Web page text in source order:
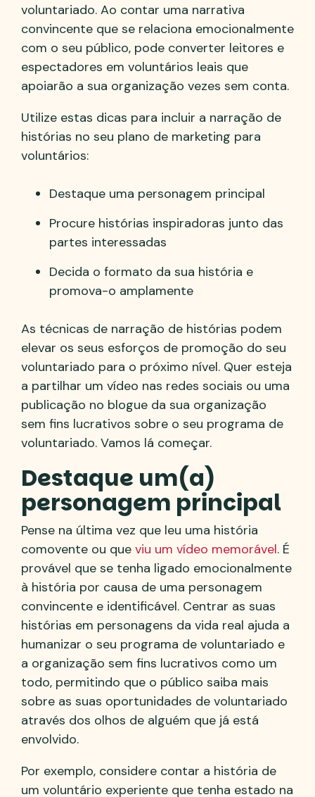
voluntariado. Ao contar uma narrativa
convincente que se relaciona emocionalmente
com o seu público, pode converter leitores e
espectadores em voluntários leais que
apoiarão a sua organização vezes sem conta.
Utilize estas dicas para incluir a narração de
histórias no seu plano de marketing para
voluntários:
Destaque uma personagem principal
Procure histórias inspiradoras junto das
partes interessadas
Decida o formato da sua história e
promova-o amplamente
As técnicas de narração de histórias podem
elevar os seus esforços de promoção do seu
voluntariado para o próximo nível. Quer esteja
a partilhar um vídeo nas redes sociais ou uma
publicação no blogue da sua organização
sem fins lucrativos sobre o seu programa de
voluntariado. Vamos lá começar.
Destaque um(a)
personagem principal
Pense na última vez que leu uma história
comovente ou que viu um vídeo memorável. É
provável que se tenha ligado emocionalmente
à história por causa de uma personagem
convincente e identificável. Centrar as suas
histórias em personagens da vida real ajuda a
humanizar o seu programa de voluntariado e
a organização sem fins lucrativos como um
todo, permitindo que o público saiba mais
sobre as suas oportunidades de voluntariado
através dos olhos de alguém que já está
envolvido.
Por exemplo, considere contar a história de
um voluntário experiente que tenha estado na